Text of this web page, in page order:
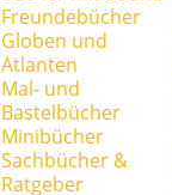
Freundebücher
Globen und
Atlanten
Mal- und
Bastelbücher
Minibücher
Sachbücher &
Ratgeber